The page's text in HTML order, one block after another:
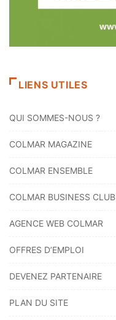
LIENS UTILES
QUI SOMMES-NOUS ?
COLMAR MAGAZINE
COLMAR ENSEMBLE
COLMAR BUSINESS CLUB
AGENCE WEB COLMAR
OFFRES D’EMPLOI
DEVENEZ PARTENAIRE
PLAN DU SITE